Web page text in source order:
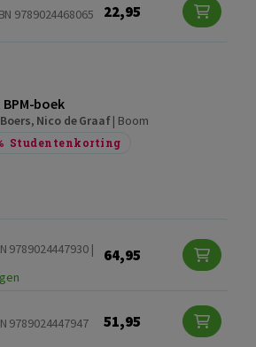
9789024468065
22,95
BPM-boek
, Nico de Graaf| Boom
Studentenkorting
9789024447930 |
64,95
9789024447947
51,95